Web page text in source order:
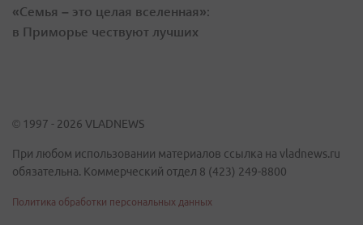
«Семья – это целая вселенная»:
в Приморье чествуют лучших
© 1997 - 2026 VLADNEWS
При любом использовании материалов ссылка на vladnews.ru
обязательна. Коммерческий отдел 8 (423) 249-8800
Политика обработки персональных данных